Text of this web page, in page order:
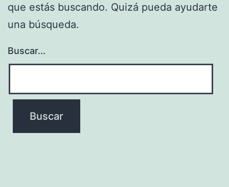
que estás buscando. Quizá pueda ayudarte
una búsqueda.
Buscar...